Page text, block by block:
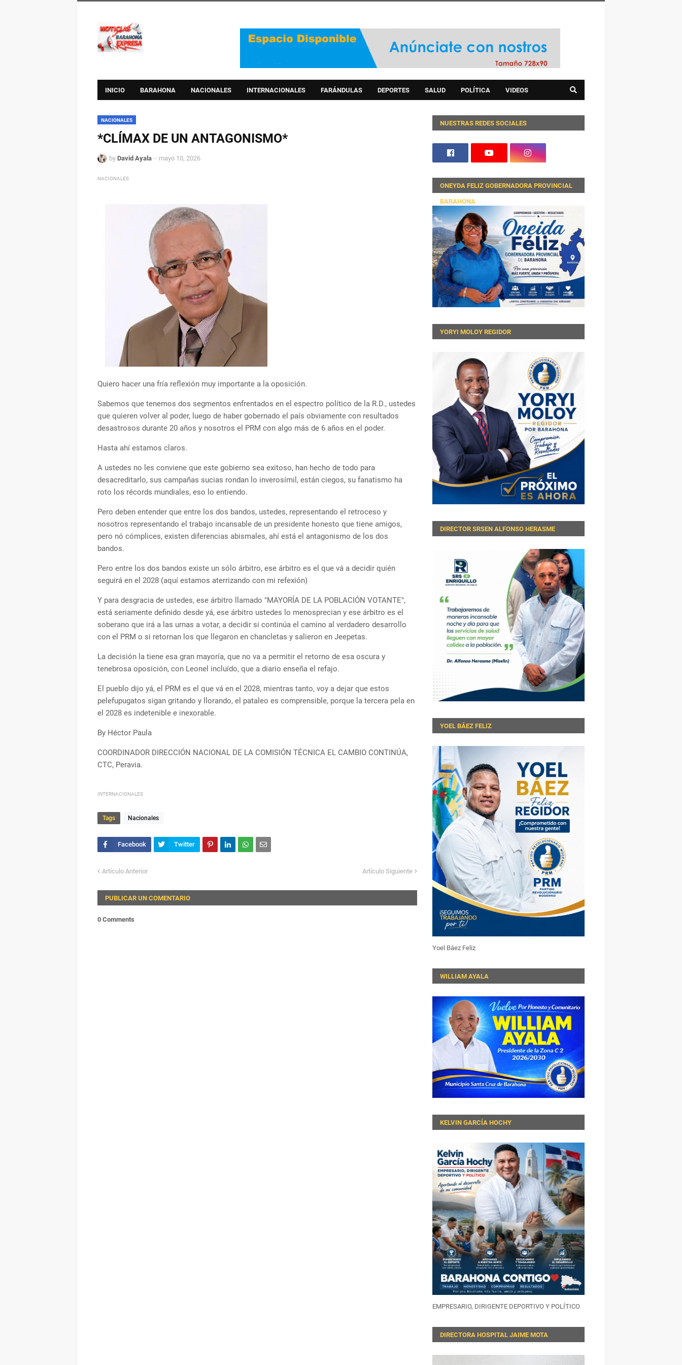
INICIO BARAHONA NACIONALES INTERNACIONALES FARÁNDULAS DEPORTES SALUD POLÍTICA VIDEOS
NACIONALES
*CLÍMAX DE UN ANTAGONISMO*
by David Ayala mayo 10, 2026
NACIONALES
Quiero hacer una fría reflexión muy importante a la oposición.
Sabemos que tenemos dos segmentos enfrentados en el espectro político de la R.D., ustedes
que quieren volver al poder, luego de haber gobernado el país obviamente con resultados
desastrosos durante 20 años y nosotros el PRM con algo más de 6 años en el poder.
Hasta ahí estamos claros.
A ustedes no les conviene que este gobierno sea exitoso, han hecho de todo para
desacreditarlo, sus campañas sucias rondan lo inverosímil, están ciegos, su fanatismo ha
roto los récords mundiales, eso lo entiendo.
Pero deben entender que entre los dos bandos, ustedes, representando el retroceso y
nosotros representando el trabajo incansable de un presidente honesto que tiene amigos,
pero nó cómplices, existen diferencias abismales, ahí está el antagonismo de los dos
bandos.
Pero entre los dos bandos existe un sólo árbitro, ese árbitro es el que vá a decidir quién
seguirá en el 2028 (aquí estamos aterrizando con mi refexión)
Y para desgracia de ustedes, ese árbitro llamado "MAYORÍA DE LA POBLACIÓN VOTANTE",
está seriamente definido desde yá, ese árbitro ustedes lo menosprecian y ese árbitro es el
soberano que irá a las urnas a votar, a decidir si continúa el camino al verdadero desarrollo
con el PRM o si retornan los que llegaron en chancletas y salieron en Jeepetas.
La decisión la tiene esa gran mayoría, que no va a permitir el retorno de esa oscura y
tenebrosa oposición, con Leonel incluído, que a diario enseña el refajo.
El pueblo dijo yá, el PRM es el que vá en el 2028, mientras tanto, voy a dejar que estos
pelefupugatos sigan gritando y llorando, el pataleo es comprensible, porque la tercera pela en
el 2028 es indetenible e inexorable.
By Héctor Paula
COORDINADOR DIRECCIÓN NACIONAL DE LA COMISIÓN TÉCNICA EL CAMBIO CONTINÚA,
CTC, Peravia.
INTERNACIONALES
Tags Nacionales
Artículo Anterior Artículo Siguiente
PUBLICAR UN COMENTARIO
0 Comments
NUESTRAS REDES SOCIALES
ONEYDA FELIZ GOBERNADORA PROVINCIAL
BARAHONA
YORYI MOLOY REGIDOR
DIRECTOR SRSEN ALFONSO HERASME
YOEL BÁEZ FELIZ
Yoel Báez Feliz
WILLIAM AYALA
KELVIN GARCÍA HOCHY
EMPRESARIO, DIRIGENTE DEPORTIVO Y POLÍTICO
DIRECTORA HOSPITAL JAIME MOTA